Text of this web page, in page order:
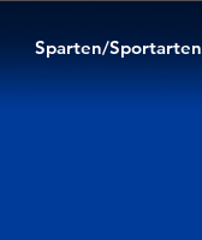
Sparten/Sportarten